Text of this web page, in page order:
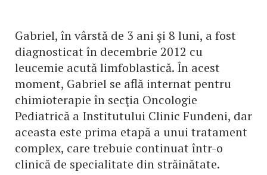
Gabriel, în vârstă de 3 ani şi 8 luni, a fost
diagnosticat în decembrie 2012 cu
leucemie acută limfoblastică. În acest
moment, Gabriel se află internat pentru
chimioterapie în secţia Oncologie
Pediatrică a Institutului Clinic Fundeni, dar
aceasta este prima etapă a unui tratament
complex, care trebuie continuat într-o
clinică de specialitate din străinătate.